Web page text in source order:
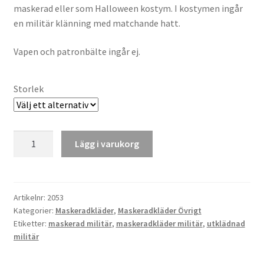
maskerad eller som Halloween kostym. I kostymen ingår
en militär klänning med matchande hatt.
Vapen och patronbälte ingår ej.
Storlek
Lägg i varukorg
Artikelnr: 2053
Kategorier: Maskeradkläder, Maskeradkläder Övrigt
Etiketter: maskerad militär, maskeradkläder militär, utklädnad
militär